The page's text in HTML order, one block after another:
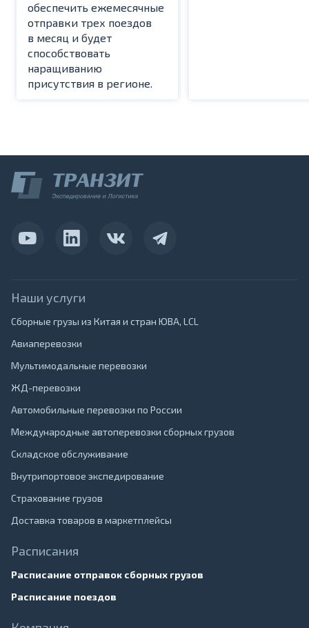
обеспечить ежемесячные
отправки трех поездов
в месяц и будет
способствовать
наращиванию
присутствия в регионе.
Наши услуги
Сборные грузы из Китая и стран ЮВА, LCL
Авиаперевозки
Мультимодальные перевозки
ЖД-перевозки
Автомобильные перевозки по России
Международные автоперевозки сборных грузов
Складское обслуживание
Внутрипортовое экспедирование
Страхование грузов
Доставка товаров в маркетплейсы
Расписания
Расписание отправок сборных грузов
Расписание поездов